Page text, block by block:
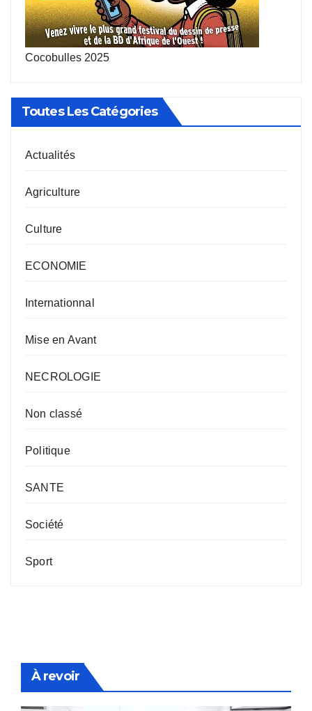
Cocobulles 2025
Toutes Les Catégories
Actualités
Agriculture
Culture
ECONOMIE
Internationnal
Mise en Avant
NECROLOGIE
Non classé
Politique
SANTE
Société
Sport
À revoir